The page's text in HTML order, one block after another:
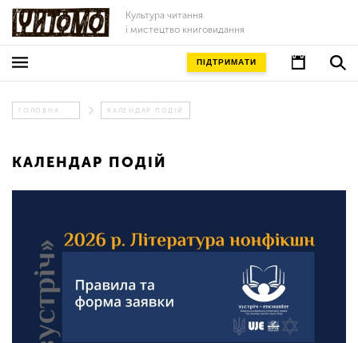
Культура читання
і мистецтво книговидання
ПІДТРИМАТИ
ГОЛОВНА КАЛЕНДАР ПОДІЙ
КАЛЕНДАР ПОДІЙ